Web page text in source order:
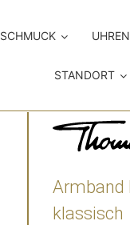
SCHMUCK UHREN
STANDORT
Armband
klassisch